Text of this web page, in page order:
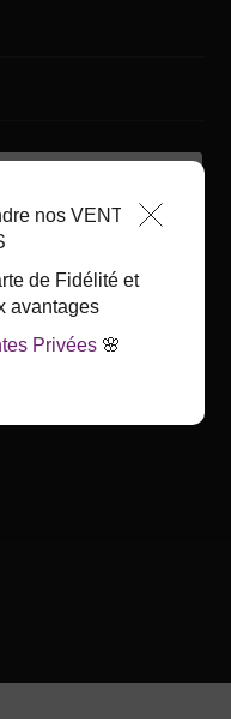
nos VENTES
de Fidélité et
avantages
Privées🌸